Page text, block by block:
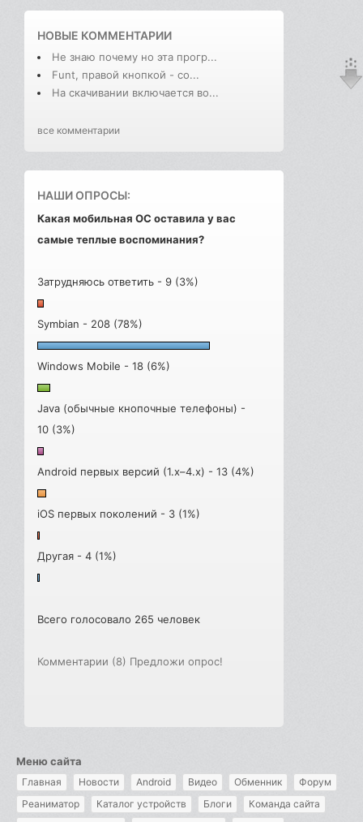
НОВЫЕ КОММЕНТАРИИ
Не знаю почему но эта прогр...
Funt, правой кнопкой - со...
На скачивании включается во...
все комментарии
НАШИ ОПРОСЫ:
Какая мобильная ОС оставила у вас
самые теплые воспоминания?
Затрудняюсь ответить - 9 (3%)
Symbian - 208 (78%)
Windows Mobile - 18 (6%)
Java (обычные кнопочные телефоны) -
10 (3%)
Android первых версий (1.x–4.x) - 13 (4%)
iOS первых поколений - 3 (1%)
Другая - 4 (1%)
Всего голосовало 265 человек
Комментарии (8) Предложи опрос!
Меню сайта
Главная Новости Android Видео Обменник
Форум
Реаниматор
Каталог устройств Блоги
Команда сайта